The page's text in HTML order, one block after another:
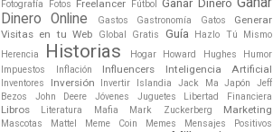
Fotografía
Fotos Freelancer Fútbol Ganar Dinero
Dinero Online
Gastos Gastronomía Gatos
Generar
Visitas en tu Web
Global Gratis Guía
Hazlo Tú Mismo
Herencia
Historias Hogar Howard Hughes
Humor
Impuestos
Inflación Influencers Inteligencia Artificial
Inventores Inversión Invertir Islandia Jack Ma Japón
Jeff
Bezos
John Deere Jóvenes Juguetes Libertad Financiera
Libros Literatura Mafia Mark Zuckerberg Marketing
Mascotas Mattel Meme Coin Memes Mensajes Positivos